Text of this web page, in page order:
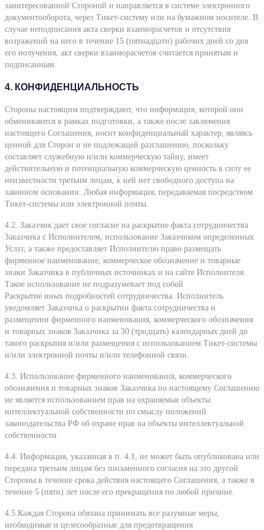
заинтересованной Стороной и направляется в системе электронного
документооборота, через Тикет-систему или на бумажном носителе. В
случае неподписания акта сверки взаиморасчетов и отсутствия
возражений на него в течение 15 (пятнадцати) рабочих дней со дня
его получения, акт сверки взаиморасчетов считается принятым и
подписанным.
4. КОНФИДЕНЦИАЛЬНОСТЬ
Стороны настоящим подтверждают, что информация, которой они
обмениваются в рамках подготовки, а также после заключения
настоящего Соглашения, носит конфиденциальный характер, являясь
ценной для Сторон и не подлежащей разглашению, поскольку
составляет служебную и/или коммерческую тайну, имеет
действительную и потенциальную коммерческую ценность в силу ее
неизвестности третьим лицам, к ней нет свободного доступа на
законном основании. Любая информация, передаваемая посредством
Тикет-системы или электронной почты.
4.2. Заказчик дает свое согласие на раскрытие факта сотрудничества
Заказчика с Исполнителем, использование Заказчиком определенных
Услуг, а также предоставляет Исполнителю право размещать
фирменное наименование, коммерческое обозначение и товарные
знаки Заказчика в публичных источниках и на сайте Исполнителя.
Такое использование не подразумевает под собой
Раскрытие иных подробностей сотрудничества. Исполнитель
уведомляет Заказчика о раскрытии факта сотрудничества и
размещении фирменного наименования, коммерческого обозначения
и товарных знаков Заказчика за 30 (тридцать) календарных дней до
такого раскрытия и/или размещения с использованием Тикет-системы
и/или электронной почты и/или телефонной связи.
4.3. Использование фирменного наименования, коммерческого
обозначения и товарных знаков Заказчика по настоящему Соглашению
не является использованием прав на охраняемые объекты
интеллектуальной собственности по смыслу положений
законодательства РФ об охране прав на объекты интеллектуальной
собственности.
4.4. Информация, указанная в п. 4.1, не может быть опубликована или
передана третьим лицам без письменного согласия на это другой
Стороны в течение срока действия настоящего Соглашения, а также в
течение 5 (пяти) лет после его прекращения по любой причине.
4.5.Каждая Сторона обязана принимать все разумные меры,
необходимые и целесообразные для предотвращения